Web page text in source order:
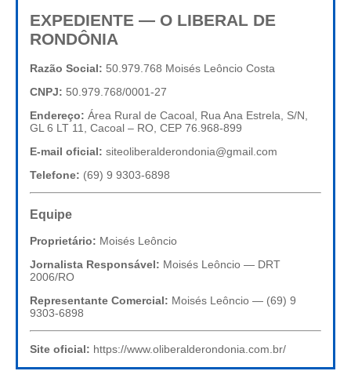
EXPEDIENTE — O LIBERAL DE
RONDÔNIA
Razão Social: 50.979.768 Moisés Leôncio Costa
CNPJ: 50.979.768/0001-27
Endereço: Área Rural de Cacoal, Rua Ana Estrela, S/N,
GL 6 LT 11, Cacoal – RO, CEP 76.968-899
E-mail oficial: siteoliberalderondonia@gmail.com
Telefone: (69) 9 9303-6898
Equipe
Proprietário: Moisés Leôncio
Jornalista Responsável: Moisés Leôncio — DRT
2006/RO
Representante Comercial: Moisés Leôncio — (69) 9
9303-6898
Site oficial: https://www.oliberalderondonia.com.br/